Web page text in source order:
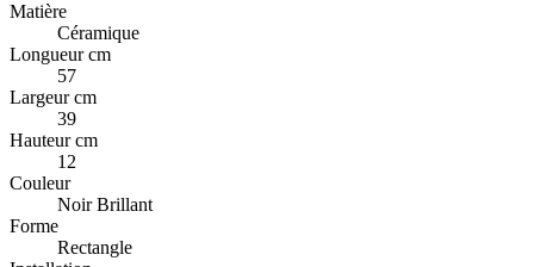
Matière
Céramique
Longueur cm
57
Largeur cm
39
Hauteur cm
12
Couleur
Noir Brillant
Forme
Rectangle